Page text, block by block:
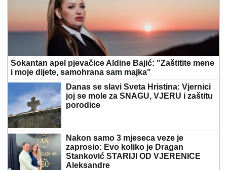
Šokantan apel pjevačice Aldine Bajić: "Zaštitite mene
i moje dijete, samohrana sam majka"
Danas se slavi Sveta Hristina: Vjernici
joj se mole za SNAGU, VJERU i zaštitu
porodice
Nakon samo 3 mjeseca veze je
zaprosio: Evo koliko je Dragan
Stanković STARIJI OD VJERENICE
Aleksandre